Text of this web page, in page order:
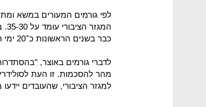
לפי גורמים המעורים במשא
כבר בשנים הראשונות כ־20 ימי חופש בשנה, ואלה עולים עם הוותק.
לדברי גורמים באוצר,
מהר להסכמות. זו העת
למגזר הציבורי, שהעובדים